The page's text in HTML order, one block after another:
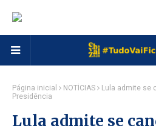
Página inicial NOTÍCIAS
Lula admite se
Presidência
Lula admite se